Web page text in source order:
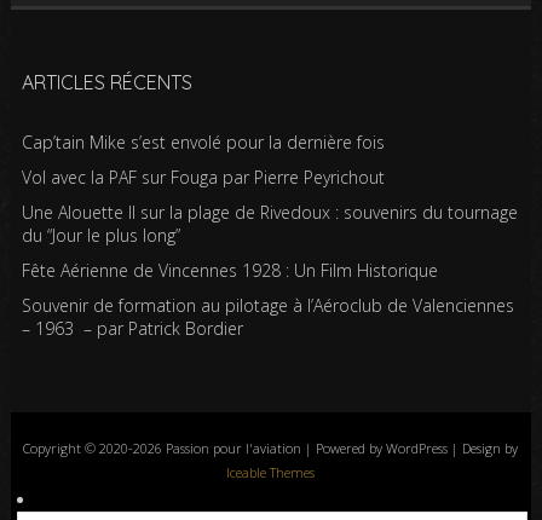
ARTICLES RÉCENTS
Cap’tain Mike s’est envolé pour la dernière fois
Vol avec la PAF sur Fouga par Pierre Peyrichout
Une Alouette II sur la plage de Rivedoux : souvenirs du tournage
du “Jour le plus long”
Fête Aérienne de Vincennes 1928 : Un Film Historique
Souvenir de formation au pilotage à l’Aéroclub de Valenciennes
– 1963 – par Patrick Bordier
Copyright © 2020-2026 Passion pour l'aviation | Powered by WordPress | Design by
Iceable Themes